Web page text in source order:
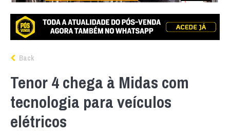
Back
Tenor 4 chega à Midas com
tecnologia para veículos
elétricos